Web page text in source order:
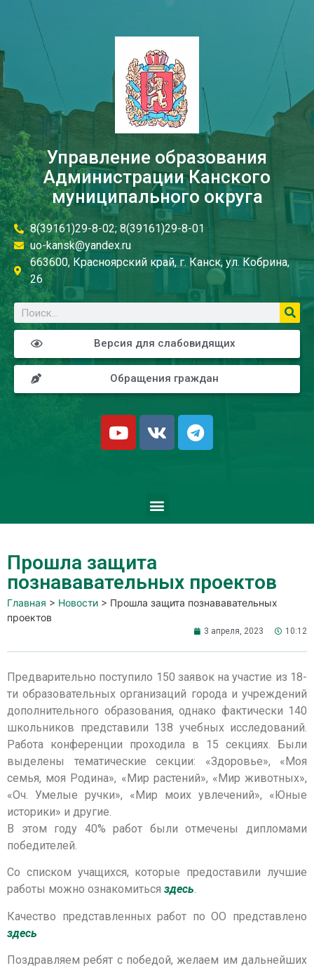
Управление образования
Администрации Канского
муниципального округа
8(39161)29-8-02; 8(39161)29-8-01
uo-kansk@yandex.ru
663600, Красноярский край, г. Канск, ул. Кобрина,
26
Версия для слабовидящих
Обращения граждан
Прошла защита
познававательных проектов
Главная > Новости > Прошла защита познававательных
проектов
3 апреля, 2023 10:12
Предварительно поступило 150 заявок на участие из 18-
ти образовательных организаций города и учреждений
дополнительного образования, однако фактически 140
школьников представили 138 учебных исследований.
Работа конференции проходила в 15 секциях. Были
выделены тематические секции: «Здоровье», «Моя
семья, моя Родина», «Мир растений», «Мир животных»,
«Оч. Умелые ручки», «Мир моих увлечений», «Юные
историки» и другие.
В этом году 40% работ были отмечены дипломами
победителей.
Со списком учащихся, которые предоставили лучшие
работы можно ознакомиться здесь.
Качество представленных работ по ОО представлено
здесь
Поздравляем ребят с победой, желаем им дальнейших